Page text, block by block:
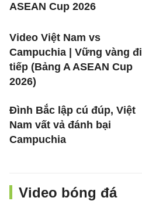
ASEAN Cup 2026
Video Việt Nam vs
Campuchia | Vững vàng đi
tiếp (Bảng A ASEAN Cup
2026)
Đình Bắc lập cú đúp, Việt
Nam vất vả đánh bại
Campuchia
Video bóng đá